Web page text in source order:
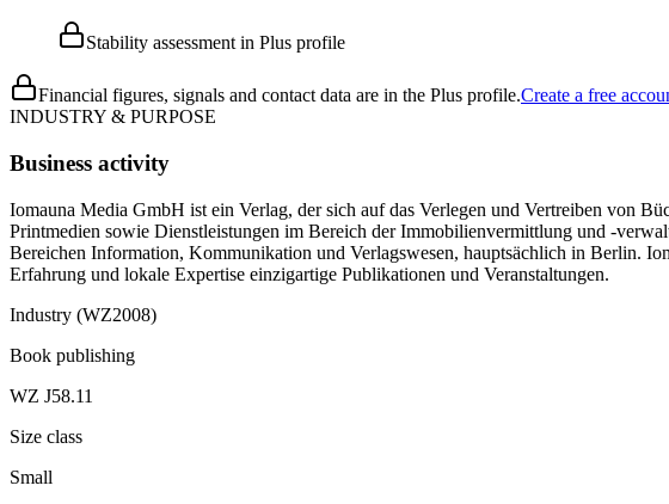
Stability assessment in Plus profile
Financial figures, signals and contact data are in the Plus profile.Create a free
INDUSTRY & PURPOSE
Business activity
Iomauna Media GmbH ist ein Verlag, der sich auf das Verlegen und Vertreiben von
Printmedien sowie Dienstleistungen im Bereich der Immobilienvermittlung und -
Bereichen Information, Kommunikation und Verlagswesen, hauptsächlich in Berlin.
Erfahrung und lokale Expertise einzigartige Publikationen und Veranstaltungen.
Industry (WZ2008)
Book publishing
WZ J58.11
Size class
Small